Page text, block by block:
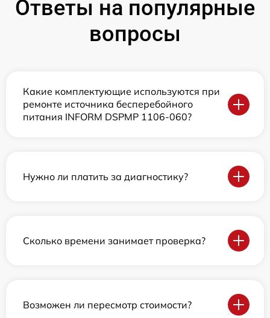
Ответы на популярные
вопросы
Какие комплектующие используются при
ремонте источника бесперебойного
питания INFORM DSPMP 1106-060?
Нужно ли платить за диагностику?
Сколько времени занимает проверка?
Возможен ли пересмотр стоимости?